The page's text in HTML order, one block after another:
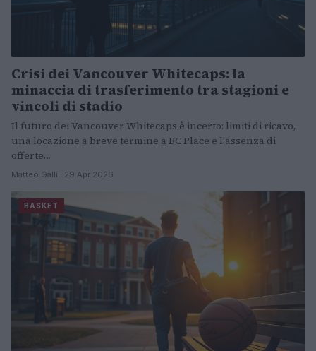
Crisi dei Vancouver Whitecaps: la
minaccia di trasferimento tra stagioni e
vincoli di stadio
Il futuro dei Vancouver Whitecaps è incerto: limiti di ricavo,
una locazione a breve termine a BC Place e l'assenza di
offerte…
Matteo Galli · 29 Apr 2026
BASKET